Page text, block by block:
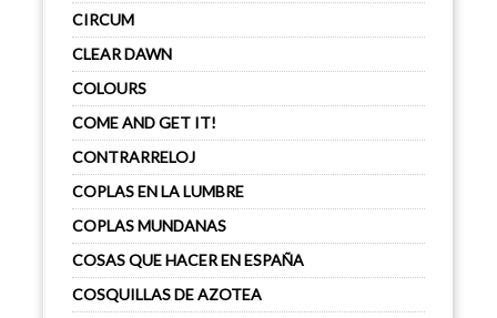
CIRCUM
CLEAR DAWN
COLOURS
COME AND GET IT!
CONTRARRELOJ
COPLAS EN LA LUMBRE
COPLAS MUNDANAS
COSAS QUE HACER EN ESPAÑA
COSQUILLAS DE AZOTEA